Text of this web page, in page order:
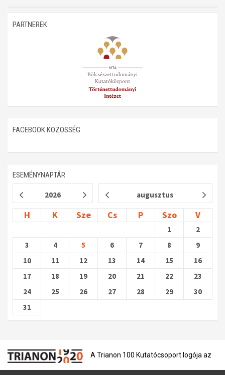
PARTNEREK
FACEBOOK KÖZÖSSÉG
ESEMÉNYNAPTÁR
2026 augusztus
H K Sze Cs P Szo V
1
2
3
4 5 6 7 8
9
10
11 12 13 14 15
16
17
18 19 20 21 22
23
24
25 26 27 28 29
30
31
A Trianon 100 Kutatócsoport logója az